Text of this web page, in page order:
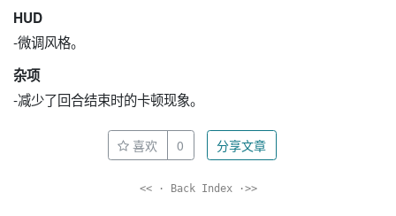
HUD
-微调风格。
杂项
-减少了回合结束时的卡顿现象。
喜欢 0 分享文章
<< · Back Index ·>>